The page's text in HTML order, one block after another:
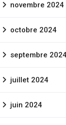
novembre 2024
octobre 2024
septembre
juillet 2024
juin 2024